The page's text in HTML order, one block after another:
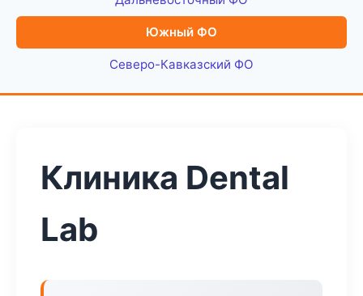
Южный ФО
Северо-Кавказский ФО
Клиника Dental
Lab